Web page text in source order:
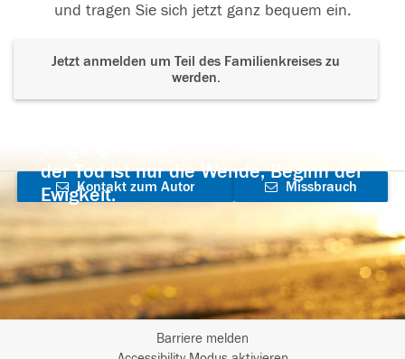
und tragen Sie sich jetzt ganz bequem ein.
Jetzt anmelden um Teil des Familienkreises zu
werden.
der Tod ist nur die Wende, Beginn der
Ewigkeit.
Kontakt zum Autor
aufnehmen
Missbrauch
Barriere melden